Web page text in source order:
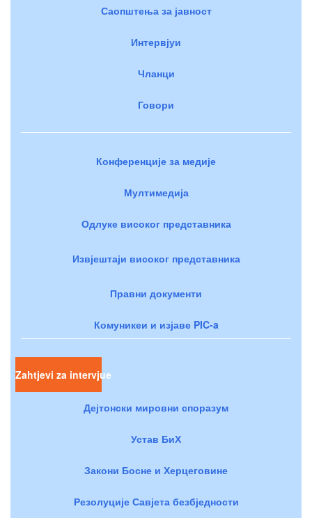
Саопштења за јавност
Интервјуи
Чланци
Говори
Конференције за медије
Мултимедија
Одлуке високог представника
Извјештаји високог представника
Правни документи
Комуникеи и изјаве PIC-a
Zahtjevi za intervjue
Дејтонски мировни споразум
Устав БиХ
Закони Босне и Херцеговине
Резолуције Савјета безбједности